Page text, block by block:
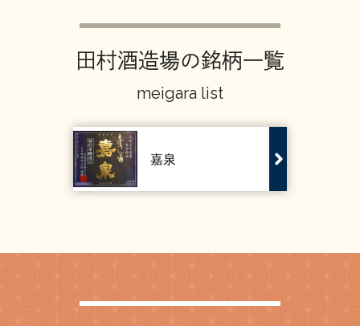
田村酒造場の銘柄一覧
meigara list
嘉泉